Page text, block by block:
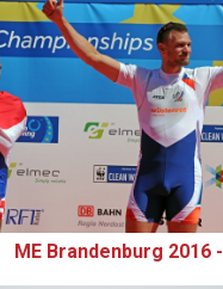
ME Brandenburg 2016